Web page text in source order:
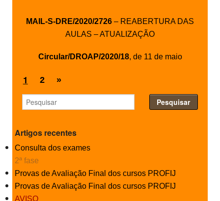
MAIL-S-DRE/2020/2726 – REABERTURA DAS
AULAS – ATUALIZAÇÃO
Circular/DROAP/2020/18, de 11 de maio
1 2 »
Artigos recentes
Consulta dos exames
2ª fase
Provas de Avaliação Final dos cursos PROFIJ
Provas de Avaliação Final dos cursos PROFIJ
AVISO